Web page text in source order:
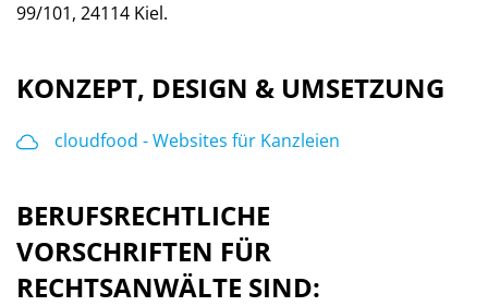
99/101, 24114 Kiel.
KONZEPT, DESIGN & UMSETZUNG
cloudfood - Websites für Kanzleien
BERUFSRECHTLICHE
VORSCHRIFTEN FÜR
RECHTSANWÄLTE SIND: